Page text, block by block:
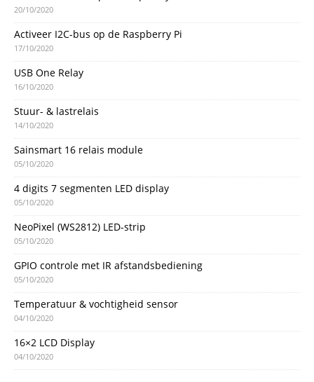
20/10/2020
Activeer I2C-bus op de Raspberry Pi
17/10/2020
USB One Relay
16/10/2020
Stuur- & lastrelais
14/10/2020
Sainsmart 16 relais module
05/10/2020
4 digits 7 segmenten LED display
05/10/2020
NeoPixel (WS2812) LED-strip
05/10/2020
GPIO controle met IR afstandsbediening
05/10/2020
Temperatuur & vochtigheid sensor
04/10/2020
16×2 LCD Display
04/10/2020